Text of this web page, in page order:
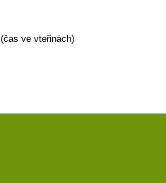
(čas ve vteřinách)